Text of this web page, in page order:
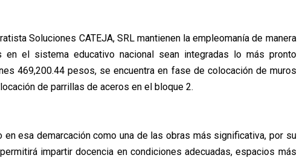
Soluciones CATEJA, SRL mantienen la empleomanía de manera
en el sistema educativo nacional sean integradas lo más pronto
469,200.44 pesos, se encuentra en fase de colocación de muros
de parrillas de aceros en el bloque 2.
en esa demarcación como una de las obras más significativa, por su
impartir docencia en condiciones adecuadas, espacios más